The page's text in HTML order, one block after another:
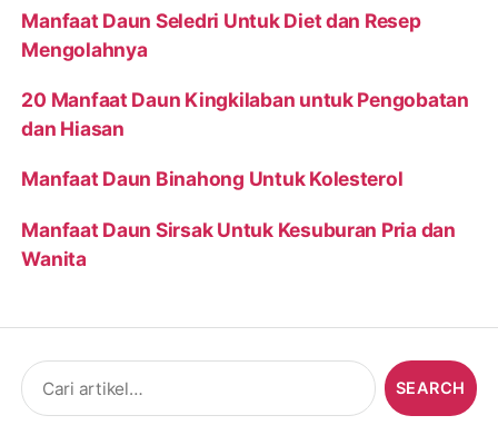
Manfaat Daun Seledri Untuk Diet dan Resep
Mengolahnya
20 Manfaat Daun Kingkilaban untuk Pengobatan
dan Hiasan
Manfaat Daun Binahong Untuk Kolesterol
Manfaat Daun Sirsak Untuk Kesuburan Pria dan
Wanita
Search
for: